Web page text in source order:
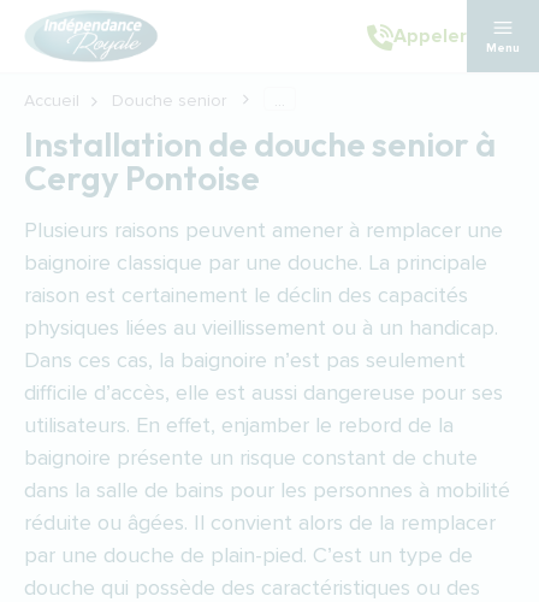
Aller au contenu principal
Appeler
Menu
Accueil Douche senior ...
Installation de douche senior à
Cergy Pontoise
Plusieurs raisons peuvent amener à remplacer une
baignoire classique par une douche. La principale
raison est certainement le déclin des capacités
physiques liées au vieillissement ou à un handicap.
Dans ces cas, la baignoire n’est pas seulement
difficile d’accès, elle est aussi dangereuse pour ses
utilisateurs. En effet, enjamber le rebord de la
baignoire présente un risque constant de chute
dans la salle de bains pour les personnes à mobilité
réduite ou âgées. Il convient alors de la remplacer
par une douche de plain-pied. C’est un type de
douche qui possède des caractéristiques ou des